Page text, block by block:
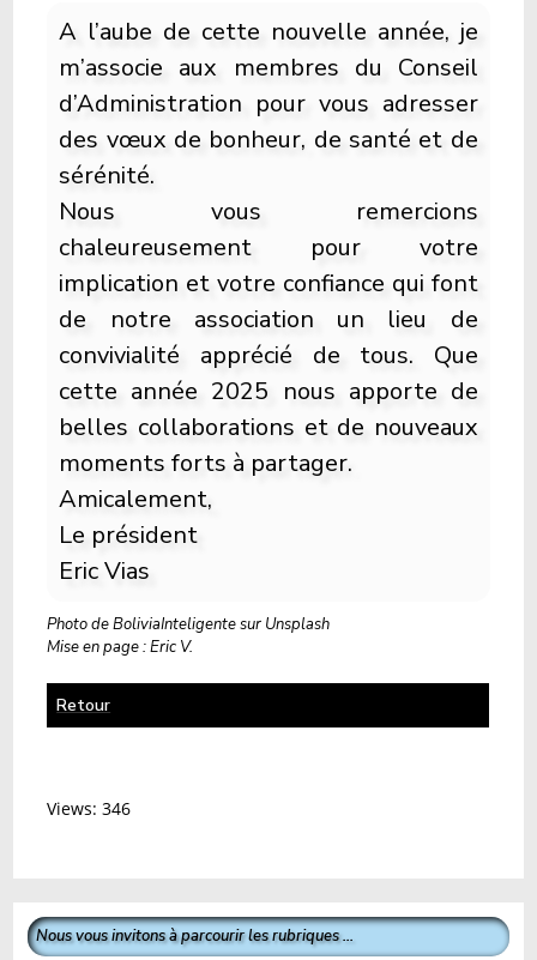
A l’aube de cette nouvelle année, je
m’associe aux membres du Conseil
d’Administration pour vous adresser
des vœux de bonheur, de santé et de
sérénité.
Nous vous remercions
chaleureusement pour votre
implication et votre confiance qui font
de notre association un lieu de
convivialité apprécié de tous. Que
cette année 2025 nous apporte de
belles collaborations et de nouveaux
moments forts à partager.
Amicalement,
Le président
Eric Vias
Photo de BoliviaInteligente sur Unsplash
Mise en page : Eric V.
Retour
Views: 346
Nous vous invitons à parcourir les rubriques ...